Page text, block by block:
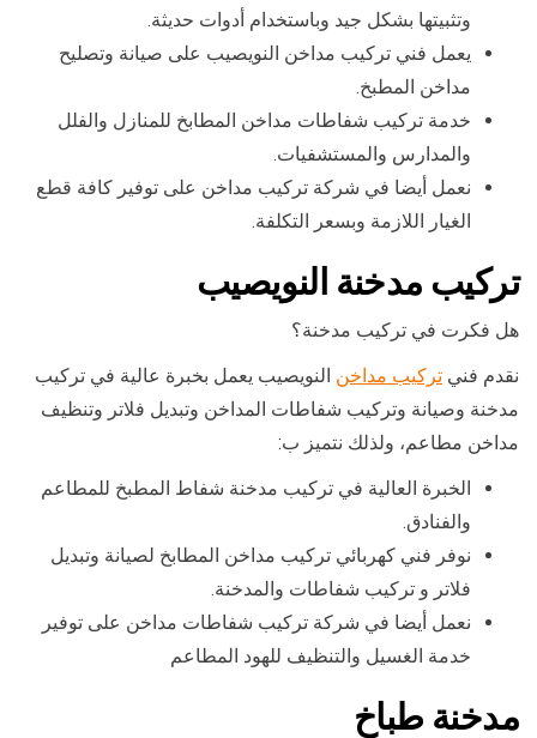
وتثبيتها بشكل جيد وباستخدام أدوات حديثة.
يعمل فني تركيب مداخن النويصيب على صيانة وتصليح
مداخن المطبخ.
خدمة تركيب شفاطات مداخن المطابخ للمنازل والفلل
والمدارس والمستشفيات.
نعمل أيضا في شركة تركيب مداخن على توفير كافة قطع
الغيار اللازمة وبسعر التكلفة.
تركيب مدخنة النويصيب
هل فكرت في تركيب مدخنة؟
نقدم فني تركيب مداخن النويصيب يعمل بخبرة عالية في تركيب
مدخنة وصيانة وتركيب شفاطات المداخن وتبديل فلاتر وتنظيف
مداخن مطاعم، ولذلك نتميز ب:
الخبرة العالية في تركيب مدخنة شفاط المطبخ للمطاعم
والفنادق.
نوفر فني كهربائي تركيب مداخن المطابخ لصيانة وتبديل
فلاتر و تركيب شفاطات والمدخنة.
نعمل أيضا في شركة تركيب شفاطات مداخن على توفير
خدمة الغسيل والتنظيف للهود المطاعم
مدخنة طباخ